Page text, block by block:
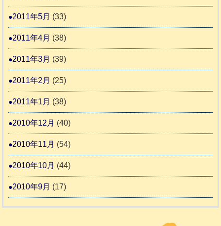
2011年5月 (33)
2011年4月 (38)
2011年3月 (39)
2011年2月 (25)
2011年1月 (38)
2010年12月 (40)
2010年11月 (54)
2010年10月 (44)
2010年9月 (17)